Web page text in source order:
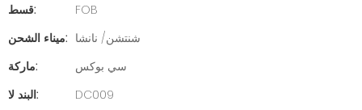
قسط:
FOB
ميناء الشحن: شنتشن/ نانشا
ماركة:
سي بوكس
البند لا:
DC009